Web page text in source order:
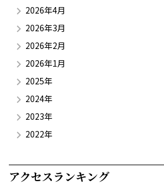
2026年4月
2026年3月
2026年2月
2026年1月
2025年
2024年
2023年
2022年
アクセスランキング